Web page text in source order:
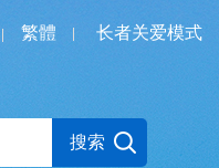
长者关爱模式
繁體